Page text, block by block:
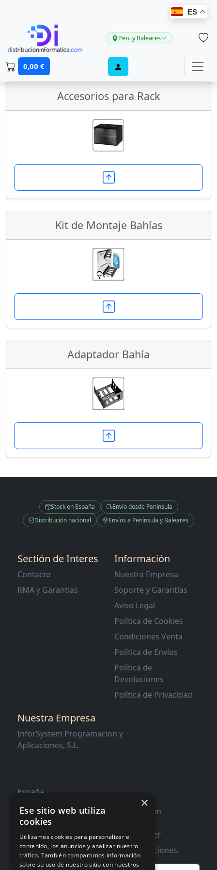
ES
Pen. y Baleares
0,00 €
Adaptadores bahía
Accesorios para Rack
Kit de Montaje Bahías
Adaptador Bahía
Stock en España
Envío desde Península
Distribución nacional
Envíos a Península y Baleares
Sectión de Interes
Contacto
RMA y Garantias
Información
Nuestra Empresa
Soporte y Garantías
Aviso Legal
Política de Cookies
Condiciones Venta
Política de Envíos
Política de
Devoluciones
Política de Privacidad
Nuestra Empresa
InforSystem Programacion y
Aplicaciones, S.L.
España
contacto@distribucioninformatica.com
Suscribete a nuestro Newsletter
Te informaremos de ofertas y promociones.
×
Ese sitio web utiliza
cookies
Utilizamos cookies para personalizar el
contenido, los anuncios y analizar nuestro
tráfico. También compartimos información
sobre su uso de nuestro sitio con nuestros